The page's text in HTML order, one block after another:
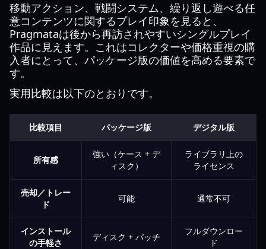
移動アクション、戦闘システム、繰り返し遊べる任
意コンテンツに関するプレイ印象を見ると、
Pragmataは後から再訪されやすいシングルプレイ
作品に見えます。これはコレクターや価格重視の購
入者にとって、パッケージ版の価値を高める要素で
す。
実用比較は以下のとおりです。
比較項目 パッケージ版 デジタル版
所有感
強い（ケース + デ
ィスク）
ライブラリ上の
ライセンス
売却／トレー
ド
可能 通常不可
インストール
の手軽さ
ディスク + パッチ
フルダウンロー
ド